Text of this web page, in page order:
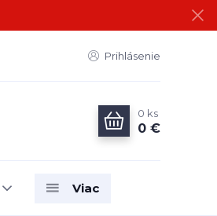
Prihlásenie
0 ks
0 €
Viac